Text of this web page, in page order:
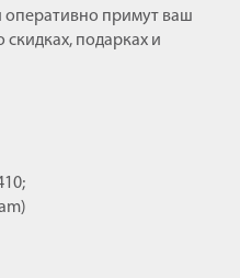
примут ваш
скидках, подарках и